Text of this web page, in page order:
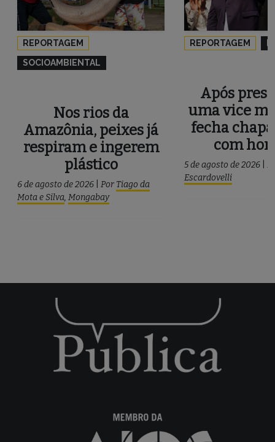
REPORTAGEM
SOCIOAMBIENTAL
Nos rios da
Amazônia, peixes já
respiram e ingerem
plástico
6 de agosto de 2026 Por Tiago da
Mota e Silva, Mongabay
REPORTAGEM
Após
uma vice
fecha
com
5 de agosto de 2026
Escardovelli